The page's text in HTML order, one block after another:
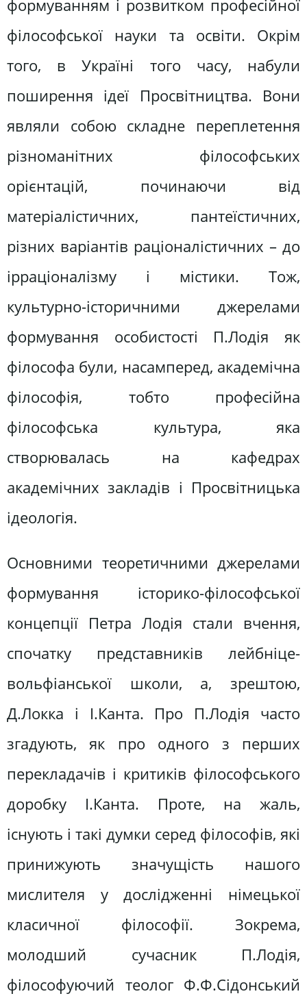
формуванням і розвитком професійної
філософської науки та освіти. Окрім
того, в Україні того часу, набули
поширення ідеї Просвітництва. Вони
являли собою складне переплетення
різноманітних філософських
орієнтацій, починаючи від
матеріалістичних, пантеїстичних,
різних варіантів раціоналістичних – до
ірраціоналізму і містики. Тож,
культурно-історичними джерелами
формування особистості П.Лодія як
філософа були, насамперед, академічна
філософія, тобто професійна
філософська культура, яка
створювалась на кафедрах
академічних закладів і Просвітницька
ідеологія.
Основними теоретичними джерелами
формування історико-філософської
концепції Петра Лодія стали вчення,
спочатку представників лейбніце-
вольфіанської школи, а, зрештою,
Д.Локка і І.Канта. Про П.Лодія часто
згадують, як про одного з перших
перекладачів і критиків філософського
доробку І.Канта. Проте, на жаль,
існують і такі думки серед філософів, які
принижують значущість нашого
мислителя у дослідженні німецької
класичної філософії. Зокрема,
молодший сучасник П.Лодія,
філософуючий теолог Ф.Ф.Сідонський